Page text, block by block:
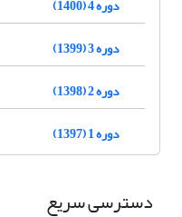
دوره 4 (1400)
دوره 3 (1399)
دوره 2 (1398)
دوره 1 (1397)
دسترسی سریع